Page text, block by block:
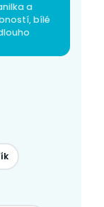
a
bílé